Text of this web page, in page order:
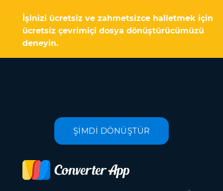
İşinizi ücretsiz ve zahmetsizce halletmek için
ücretsiz çevrimiçi dosya dönüştürücümüzü
deneyin.
ŞİMDİ DÖNÜŞTÜR